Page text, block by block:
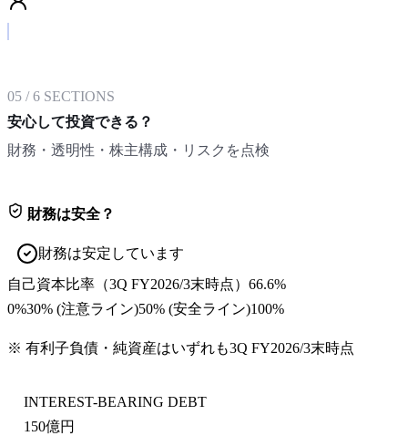
05 /6 SECTIONS
安心して投資できる？
財務・透明性・株主構成・リスクを点検
財務は安全？
財務は安定しています
自己資本比率 （3Q FY2026/3末時点） 66.6%
0%30% (注意ライン)50% (安全ライン)100%
※ 有利子負債・純資産はいずれも3Q FY2026/3末時点
INTEREST-BEARING DEBT
150億円